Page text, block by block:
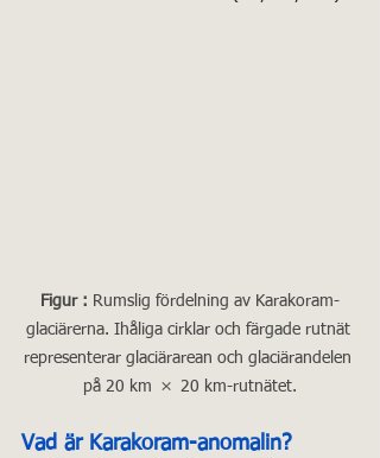
Figur : Rumslig fördelning av Karakoram-
glaciärerna. Ihåliga cirklar och färgade rutnät
representerar glaciärarean och glaciärandelen
på 20 km  ×  20 km-rutnätet.
Vad är Karakoram-anomalin?